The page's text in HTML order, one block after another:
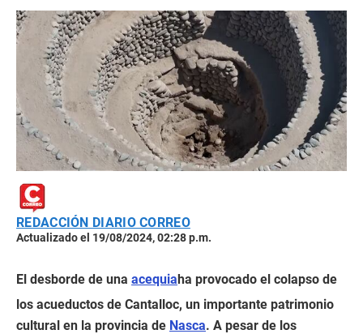
REDACCIÓN DIARIO CORREO
Actualizado el 19/08/2024, 02:28 p.m.
El desborde de una acequiaha provocado el colapso de
los acueductos de Cantalloc, un importante patrimonio
cultural en la provincia de Nasca. A pesar de los